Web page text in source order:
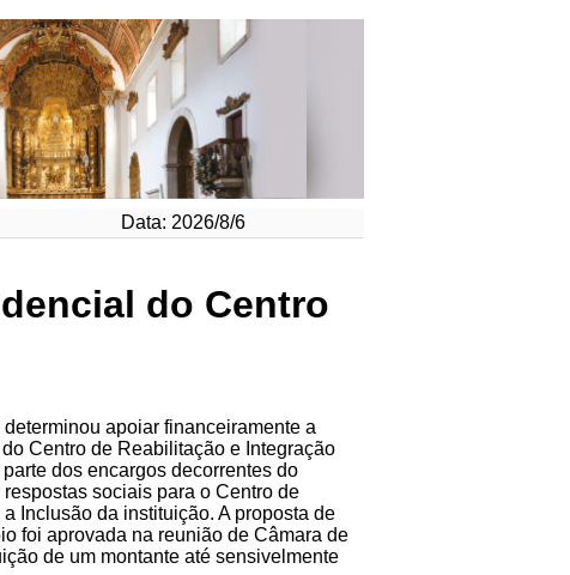
Data: 2026/8/6
do Centro
apoiar financeiramente a
Centro de Reabilitação e Integração
dos encargos decorrentes do
sociais para o Centro de
Inclusão da instituição. A proposta de
foi aprovada na reunião de Câmara de
de um montante até sensivelmente